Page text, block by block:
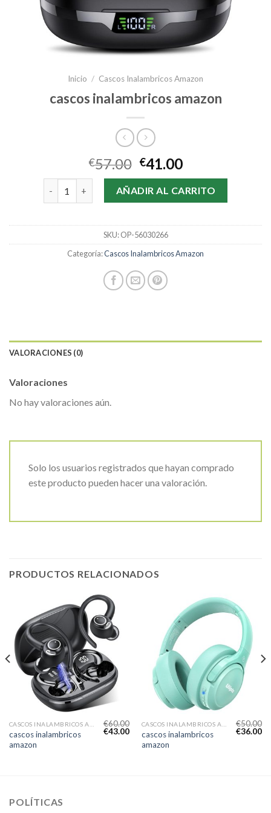
Inicio / Cascos Inalambricos Amazon
cascos inalambricos amazon
€57.00 €41.00
cascos inalambricos amazon cantidad
AÑADIR AL CARRITO
SKU:OP-56030266
Categoría:Cascos Inalambricos Amazon
VALORACIONES (0)
Valoraciones
No hay valoraciones aún.
Solo los usuarios registrados que hayan comprado
este producto pueden hacer una valoración.
PRODUCTOS RELACIONADOS
cascos inalambricos
amazon
€60.00
€43.00
cascos inalambricos
amazon
€50.00
€36.00
POLÍTICAS